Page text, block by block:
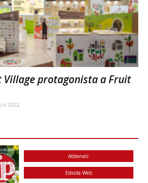
Village protagonista a Fruit
2022
Abbonati
Edicola Web